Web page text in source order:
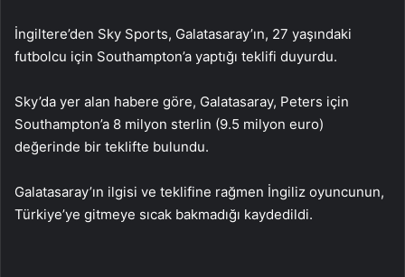
İngiltere’den Sky Sports, Galatasaray’ın, 27 yaşındaki
futbolcu için Southampton’a yaptığı teklifi duyurdu.
Sky’da yer alan habere göre, Galatasaray, Peters için
Southampton’a 8 milyon sterlin (9.5 milyon euro)
değerinde bir teklifte bulundu.
Galatasaray’ın ilgisi ve teklifine rağmen İngiliz oyuncunun,
Türkiye’ye gitmeye sıcak bakmadığı kaydedildi.